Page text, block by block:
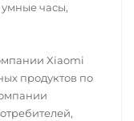
часы,
Xiaomi
продуктов по